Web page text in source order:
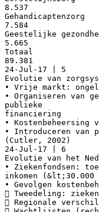
8.537
Gehandicaptenzorg
7.584
Geestelijke
5.665
Totaal
89.381
24-Jul-17 | 5
Evolutie van
• Vrije markt:
• Organiseren van
publieke
financiering
• Kostenbeheersing
• Introduceren van
(Cutler, 2002)
24-Jul-17 | 6
Evolutie van het
• Ziekenfondsen:
inkomen (&lt;30.000
• Gevolgen
 Tweedeling:
 Regionale